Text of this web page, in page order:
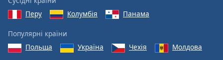
Done
Dialog
End
Перу
Колумбія Панама
Популярні країни
Польща
Україна Чехія Молдова